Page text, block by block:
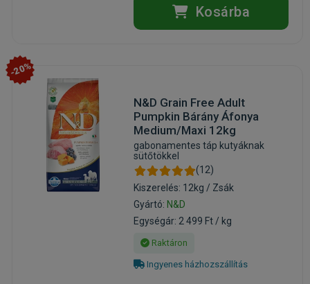
Kosárba
-20%
N&D Grain Free Adult
Pumpkin Bárány Áfonya
Medium/Maxi 12kg
gabonamentes táp kutyáknak
sütőtökkel
(12)
Kiszerelés: 12kg / Zsák
Gyártó: N&D
Egységár: 2 499 Ft / kg
Raktáron
Ingyenes házhozszállítás